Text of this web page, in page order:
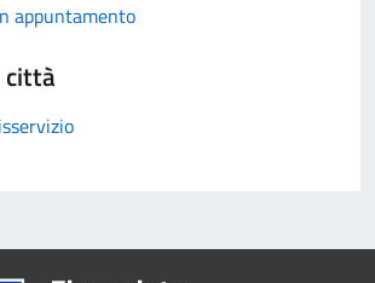
appuntamento
città